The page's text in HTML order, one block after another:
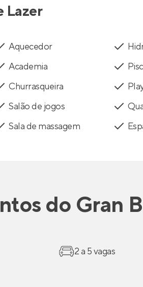
Lazer
Aquecedor
Academia
Churrasqueira
Salão de jogos
Sala de massagem
do Gran
2 a 5 vagas